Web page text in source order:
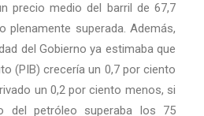
precio medio del barril de 67,7
plenamente superada. Además,
del Gobierno ya estimaba que
(PIB) crecería un 0,7 por ciento
un 0,2 por ciento menos, si
del petróleo superaba los 75